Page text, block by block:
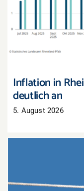
Inflation in
Inflation in
deutlich an
5. August 2026